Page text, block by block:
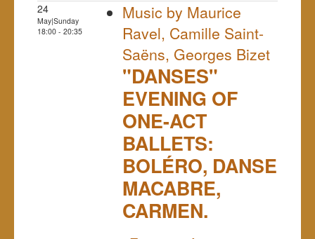
24
May|Sunday
18:00 - 20:35
Music by Maurice
Ravel, Camille Saint-
Saëns, Georges Bizet
"DANSES"
EVENING OF
ONE-ACT
BALLETS:
BOLÉRO, DANSE
MACABRE,
CARMEN.